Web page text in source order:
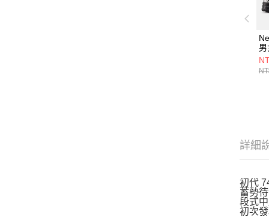
詳細
初代
蓄勢
段式
初次